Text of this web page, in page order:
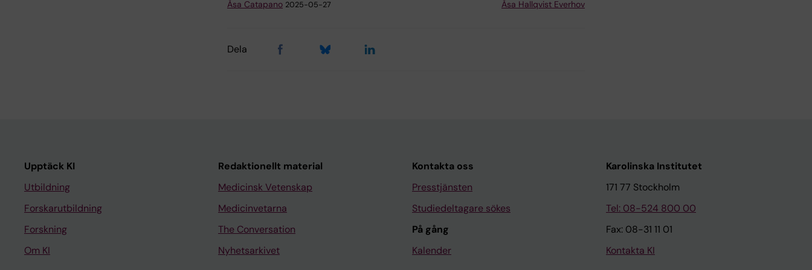
Åsa Catapano 2025-05-27
Åsa Hallqvist Everhov
Dela
Upptäck KI
Utbildning
Forskarutbildning
Forskning
Om KI
Redaktionellt material
Medicinsk Vetenskap
Medicinvetarna
The Conversation
Nyhetsarkivet
Kontakta oss
Presstjänsten
Studiedeltagare sökes
På gång
Kalender
Karolinska Institutet
171 77 Stockholm
Tel: 08-524 800 00
Fax: 08-31 11 01
Kontakta KI